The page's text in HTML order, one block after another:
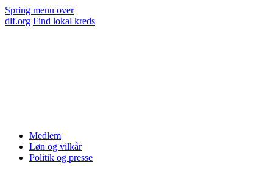
Spring menu over
dlf.org Find lokal kreds
Medlem
Løn og vilkår
Politik og presse